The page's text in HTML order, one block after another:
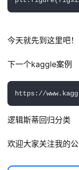
提
词
开
代
用
接
今天就先到这里吧！
下一个kaggle案例
https://
逻辑斯蒂回归分类
欢迎大家关注我的